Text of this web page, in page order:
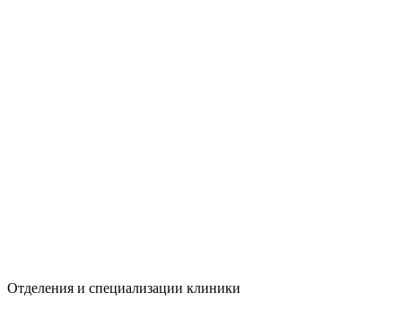
Отделения и специализации клиники